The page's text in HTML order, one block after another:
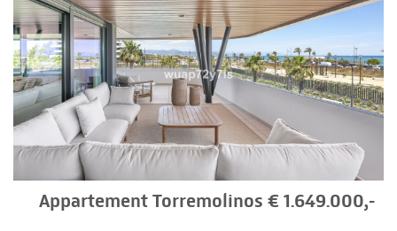
Appartement Torremolinos € 1.649.000,-